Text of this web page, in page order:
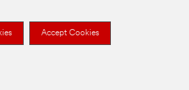
Accept Cookies